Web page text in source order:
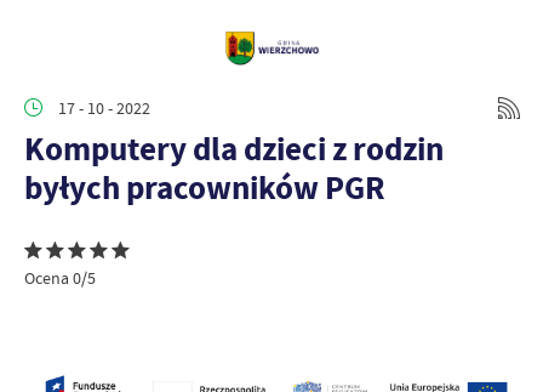
17 - 10 - 2022
Komputery dla dzieci z rodzin
byłych pracowników PGR
Ocena 0/5